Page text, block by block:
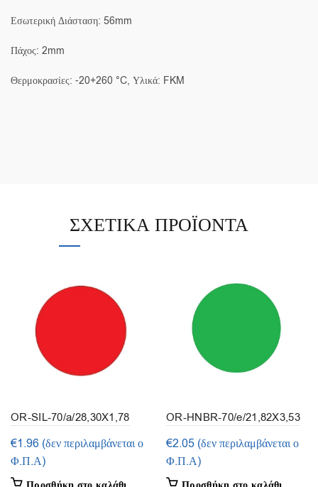
Εσωτερική Διάσταση: 56mm
Πάχος: 2mm
Θερμοκρασίες: -20+260 °C, Υλικά: FKM
ΣΧΕΤΙΚΆ ΠΡΟΪΌΝΤΑ
OR-SIL-70/a/28,30X1,78
(συσκευασία 5τεμ.)
€1.96 (δεν περιλαμβάνεται ο
Φ.Π.Α)
OR-HNBR-70/e/21,82X3,53
(συσκευασία 3τμ.)
€2.05 (δεν περιλαμβάνεται ο
Φ.Π.Α)